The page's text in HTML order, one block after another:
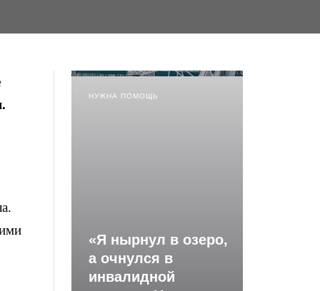
НУЖНА ПОМОЩЬ
«Я нырнул в озеро,
а очнулся в
инвалидной